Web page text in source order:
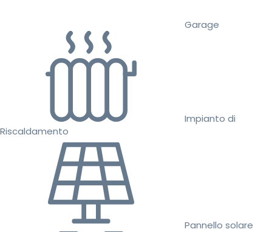
Garage
Impianto di
Riscaldamento
Pannello solare